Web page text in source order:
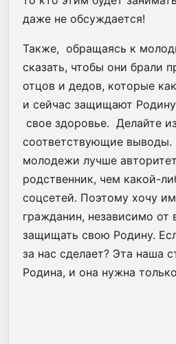
даже не обсуждается!
Также, обращаясь к
сказать, чтобы они брали
отцов и дедов, которые
и сейчас защищают
свое здоровье. Делайте
соответствующие выводы.
молодежи лучше
родственник, чем какой-
соцсетей. Поэтому хочу
гражданин, независимо от
защищать свою Родину.
за нас сделает? Эта наша
Родина, и она нужна